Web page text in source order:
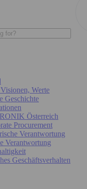
Werte
Geschichte
Österreich
Procurement
Verantwortung
Verantwortung
Geschäftsverhalten